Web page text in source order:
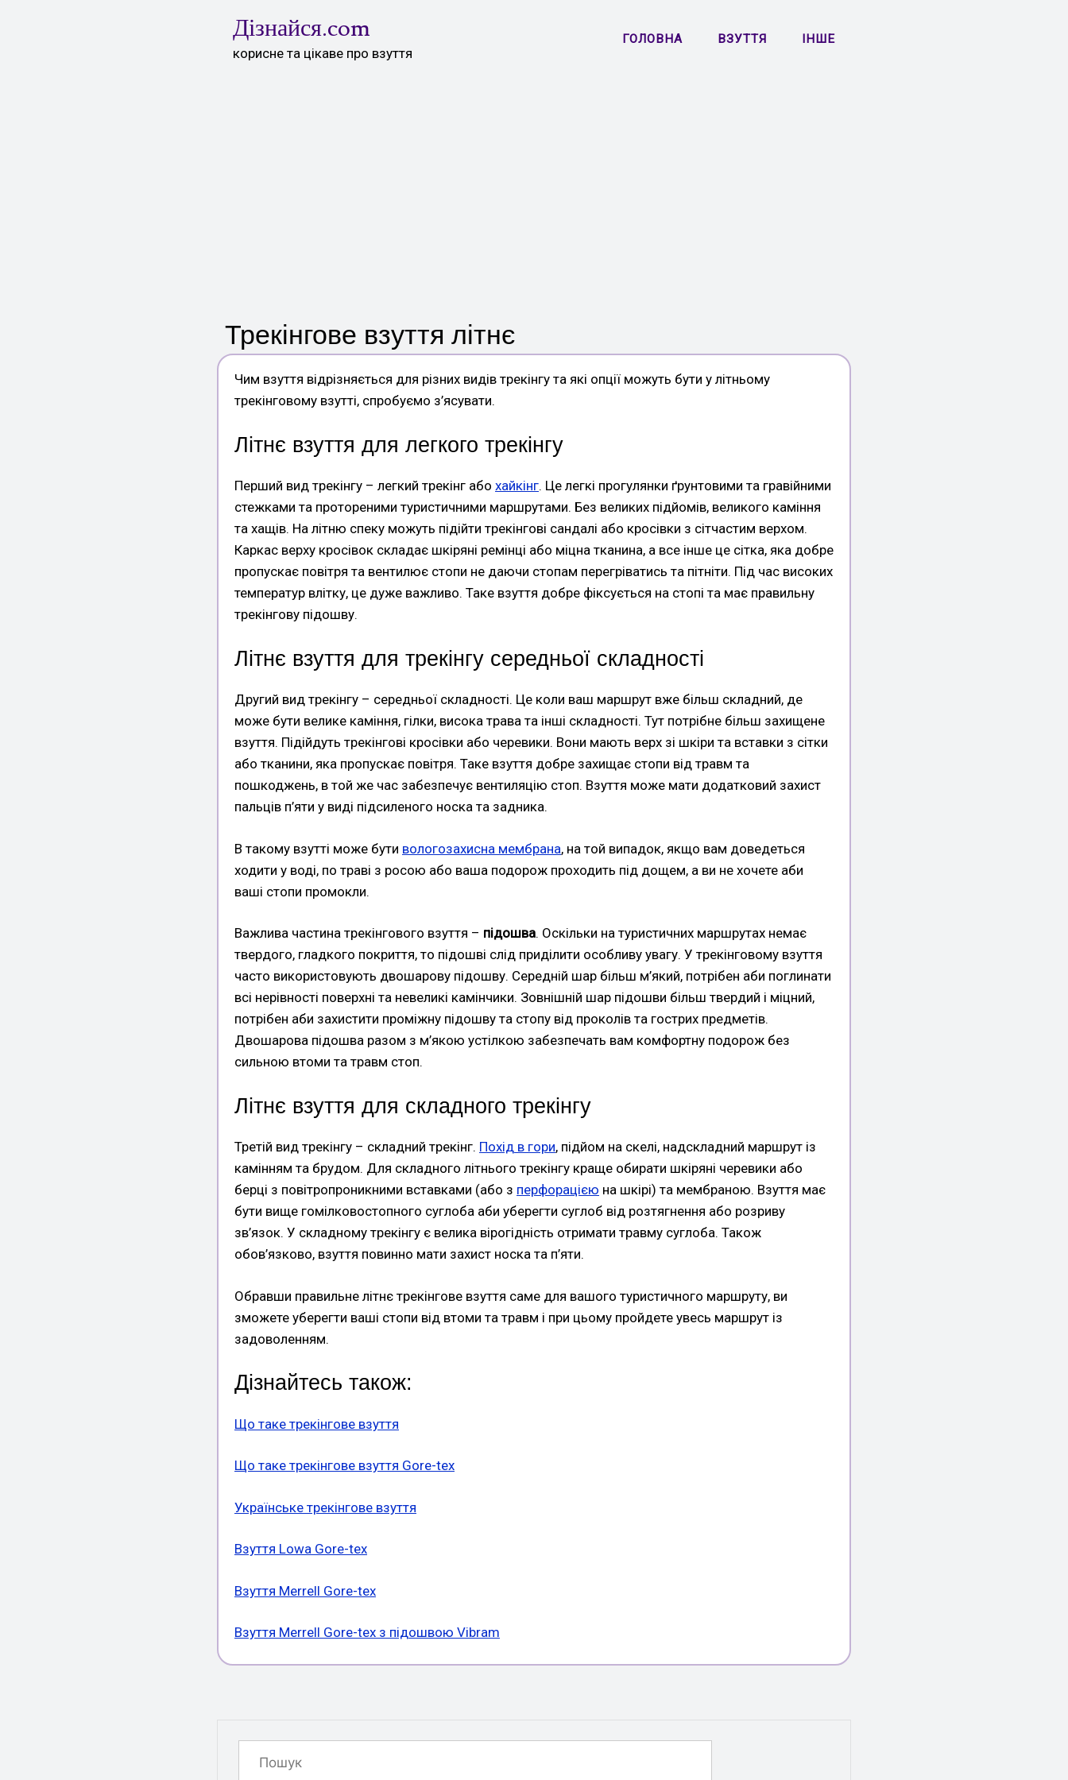
Дізнайся.com
корисне та цікаве про взуття
ГОЛОВНА ВЗУТТЯ ІНШЕ
Трекінгове взуття літнє
Чим взуття відрізняється для різних видів трекінгу та які опції можуть бути у літньому
трекінговому взутті, спробуємо з’ясувати.
Літнє взуття для легкого трекінгу
Перший вид трекінгу – легкий трекінг або хайкінг. Це легкі прогулянки ґрунтовими та гравійними
стежками та протореними туристичними маршрутами. Без великих підйомів, великого каміння
та хащів. На літню спеку можуть підійти трекінгові сандалі або кросівки з сітчастим верхом.
Каркас верху кросівок складає шкіряні ремінці або міцна тканина, а все інше це сітка, яка добре
пропускає повітря та вентилює стопи не даючи стопам перегріватись та пітніти. Під час високих
температур влітку, це дуже важливо. Таке взуття добре фіксується на стопі та має правильну
трекінгову підошву.
Літнє взуття для трекінгу середньої складності
Другий вид трекінгу – середньої складності. Це коли ваш маршрут вже більш складний, де
може бути велике каміння, гілки, висока трава та інші складності. Тут потрібне більш захищене
взуття. Підійдуть трекінгові кросівки або черевики. Вони мають верх зі шкіри та вставки з сітки
або тканини, яка пропускає повітря. Таке взуття добре захищає стопи від травм та
пошкоджень, в той же час забезпечує вентиляцію стоп. Взуття може мати додатковий захист
пальців п’яти у виді підсиленого носка та задника.
В такому взутті може бути вологозахисна мембрана, на той випадок, якщо вам доведеться
ходити у воді, по траві з росою або ваша подорож проходить під дощем, а ви не хочете аби
ваші стопи промокли.
Важлива частина трекінгового взуття – підошва. Оскільки на туристичних маршрутах немає
твердого, гладкого покриття, то підошві слід приділити особливу увагу. У трекінговому взуття
часто використовують двошарову підошву. Середній шар більш м’який, потрібен аби поглинати
всі нерівності поверхні та невеликі камінчики. Зовнішній шар підошви більш твердий і міцний,
потрібен аби захистити проміжну підошву та стопу від проколів та гострих предметів.
Двошарова підошва разом з м’якою устілкою забезпечать вам комфортну подорож без
сильною втоми та травм стоп.
Літнє взуття для складного трекінгу
Третій вид трекінгу – складний трекінг. Похід в гори, підйом на скелі, надскладний маршрут із
камінням та брудом. Для складного літнього трекінгу краще обирати шкіряні черевики або
берці з повітропроникними вставками (або з перфорацією на шкірі) та мембраною. Взуття має
бути вище гомілковостопного суглоба аби уберегти суглоб від розтягнення або розриву
зв’язок. У складному трекінгу є велика вірогідність отримати травму суглоба. Також
обов’язково, взуття повинно мати захист носка та п’яти.
Обравши правильне літнє трекінгове взуття саме для вашого туристичного маршруту, ви
зможете уберегти ваші стопи від втоми та травм і при цьому пройдете увесь маршрут із
задоволенням.
Дізнайтесь також:
Що таке трекінгове взуття
Що таке трекінгове взуття Gore-tex
Українське трекінгове взуття
Взуття Lowa Gore-tex
Взуття Merrell Gore-tex
Взуття Merrell Gore-tex з підошвою Vibram